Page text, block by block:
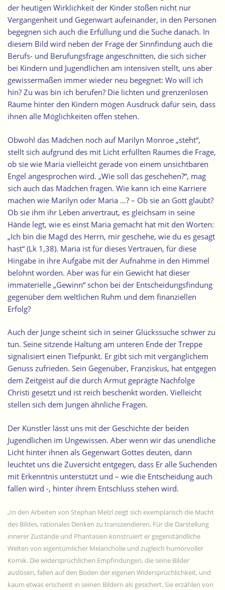
der heutigen Wirklichkeit der Kinder stoßen nicht nur
Vergangenheit und Gegenwart aufeinander, in den Personen
begegnen sich auch die Erfüllung und die Suche danach. In
diesem Bild wird neben der Frage der Sinnfindung auch die
Berufs- und Berufungsfrage angeschnitten, die sich sicher
bei Kindern und Jugendlichen am intensiven stellt, uns aber
gewissermaßen immer wieder neu begegnet: Wo will ich
hin? Zu was bin ich berufen? Die lichten und grenzenlosen
Räume hinter den Kindern mögen Ausdruck dafür sein, dass
ihnen alle Möglichkeiten offen stehen.
Obwohl das Mädchen noch auf Marilyn Monroe „steht“,
stellt sich aufgrund des mit Licht erfüllten Raumes die Frage,
ob sie wie Maria vielleicht gerade von einem unsichtbaren
Engel angesprochen wird. „Wie soll das geschehen?“, mag
sich auch das Mädchen fragen. Wie kann ich eine Karriere
machen wie Marilyn oder Maria …? – Ob sie an Gott glaubt?
Ob sie ihm ihr Leben anvertraut, es gleichsam in seine
Hände legt, wie es einst Maria gemacht hat mit den Worten:
„Ich bin die Magd des Herrn, mir geschehe, wie du es gesagt
hast“ (Lk 1,38). Maria ist für dieses Vertrauen, für diese
Hingabe in ihre Aufgabe mit der Aufnahme in den Himmel
belohnt worden. Aber was für ein Gewicht hat dieser
immaterielle „Gewinn“ schon bei der Entscheidungsfindung
gegenüber dem weltlichen Ruhm und dem finanziellen
Erfolg?
Auch der Junge scheint sich in seiner Glückssuche schwer zu
tun. Seine sitzende Haltung am unteren Ende der Treppe
signalisiert einen Tiefpunkt. Er gibt sich mit vergänglichem
Genuss zufrieden. Sein Gegenüber, Franziskus, hat entgegen
dem Zeitgeist auf die durch Armut geprägte Nachfolge
Christi gesetzt und ist reich beschenkt worden. Vielleicht
stellen sich dem Jungen ähnliche Fragen.
Der Künstler lässt uns mit der Geschichte der beiden
Jugendlichen im Ungewissen. Aber wenn wir das unendliche
Licht hinter ihnen als Gegenwart Gottes deuten, dann
leuchtet uns die Zuversicht entgegen, dass Er alle Suchenden
mit Erkenntnis unterstützt und – wie die Entscheidung auch
fallen wird -, hinter ihrem Entschluss stehen wird.
„In den Arbeiten von Stephan Melzl zeigt sich exemplarisch die Macht
des Bildes, rationales Denken zu transzendieren. Für die Darstellung
innerer Zustände und Phantasien konstruiert er gegenständliche
Welten von eigentümlicher Melancholie und zugleich humorvoller
Komik. Die widersprüchlichen Empfindungen, die seine Bilder
auslösen, fallen auf den Boden der eigenen Widersprüchlichkeit, und
kaum etwas erscheint in seinen Bildern als gesichert. Sie erzählen von